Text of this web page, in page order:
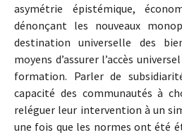
asymétrie épistémique,
dénonçant les nouveaux
destination universelle des
moyens d’assurer l’accès
formation. Parler de
capacité des communautés à
reléguer leur intervention à un
une fois que les normes ont été